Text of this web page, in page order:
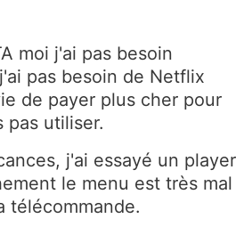
moi j'ai pas besoin
pas besoin de Netflix
de payer plus cher pour
pas utiliser.
j'ai essayé un player
le menu est très mal
télécommande.